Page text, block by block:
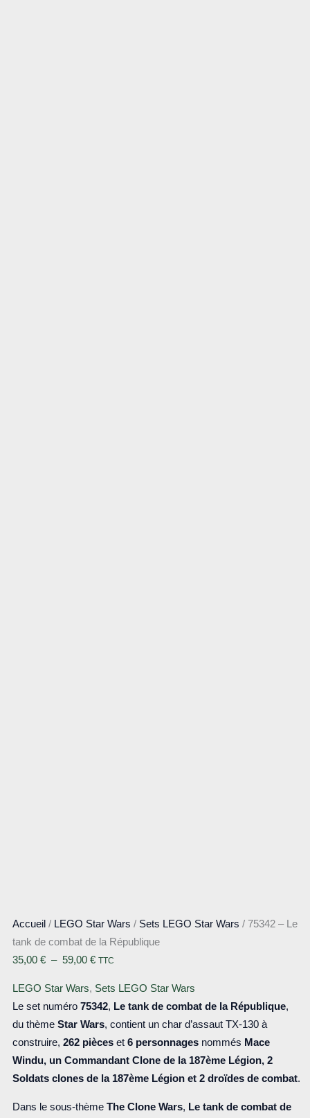
Accueil / LEGO Star Wars / Sets LEGO Star Wars / 75342 – Le
tank de combat de la République
35,00 € – 59,00 €Plage
prix :
35,00 €
à
59,00 €
TTC
LEGO Star Wars, Sets LEGO Star Wars
Le set numéro 75342, Le tank de combat de la République,
du thème Star Wars, contient un char d’assaut TX-130 à
construire, 262 pièceset 6 personnagesnommés Mace
Windu, un Commandant Clone de la 187ème Légion, 2
Soldats clones de la 187ème Légion et 2 droïdes de combat.
Dans le sous-thème The Clone Wars, Le tank de combat de